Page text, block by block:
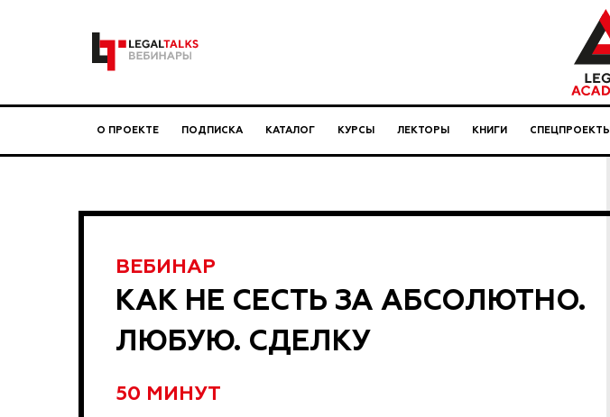
О ПРОЕКТЕ ПОДПИСКА КАТАЛОГ КУРСЫ ЛЕКТОРЫ КНИГИ СПЕЦПРОЕКТЫ
ВЕБИНАР
КАК НЕ СЕСТЬ ЗА АБСОЛЮТНО.
ЛЮБУЮ. СДЕЛКУ
50 МИНУТ